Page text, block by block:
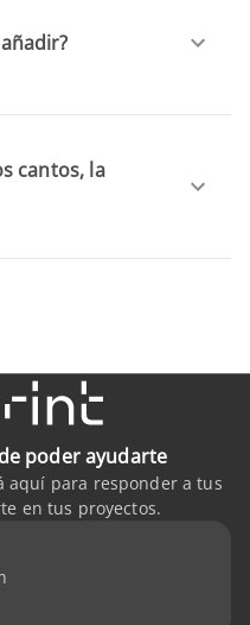
cantos, la
poder ayudarte
aquí para responder a tus
en tus proyectos.